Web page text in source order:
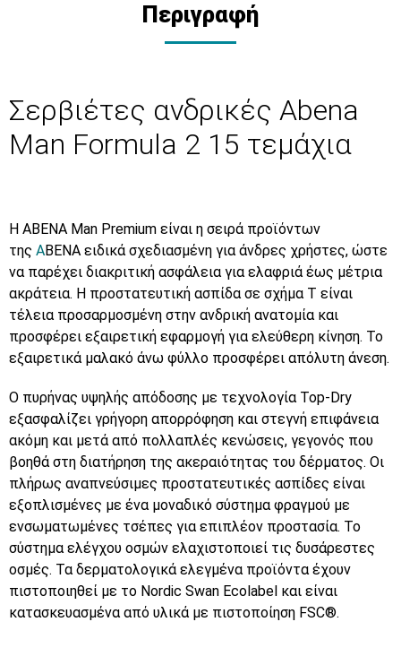
Περιγραφή
Σερβιέτες ανδρικές Abena
Man Formula 2 15 τεμάχια
Η ABENA Man Premium είναι η σειρά προϊόντων
της ABENA ειδικά σχεδιασμένη για άνδρες χρήστες, ώστε
να παρέχει διακριτική ασφάλεια για ελαφριά έως μέτρια
ακράτεια. Η προστατευτική ασπίδα σε σχήμα Τ είναι
τέλεια προσαρμοσμένη στην ανδρική ανατομία και
προσφέρει εξαιρετική εφαρμογή για ελεύθερη κίνηση. Το
εξαιρετικά μαλακό άνω φύλλο προσφέρει απόλυτη άνεση.
Ο πυρήνας υψηλής απόδοσης με τεχνολογία Top-Dry
εξασφαλίζει γρήγορη απορρόφηση και στεγνή επιφάνεια
ακόμη και μετά από πολλαπλές κενώσεις, γεγονός που
βοηθά στη διατήρηση της ακεραιότητας του δέρματος. Οι
πλήρως αναπνεύσιμες προστατευτικές ασπίδες είναι
εξοπλισμένες με ένα μοναδικό σύστημα φραγμού με
ενσωματωμένες τσέπες για επιπλέον προστασία. Το
σύστημα ελέγχου οσμών ελαχιστοποιεί τις δυσάρεστες
οσμές. Τα δερματολογικά ελεγμένα προϊόντα έχουν
πιστοποιηθεί με το Nordic Swan Ecolabel και είναι
κατασκευασμένα από υλικά με πιστοποίηση FSC®.